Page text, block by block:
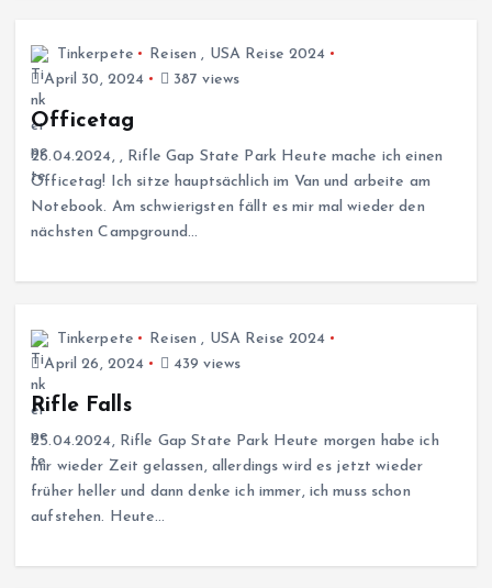
Tinkerpete Reisen , USA Reise 2024
April 30, 2024
387 views
Officetag
26.04.2024, , Rifle Gap State Park Heute mache ich einen
Officetag! Ich sitze hauptsächlich im Van und arbeite am
Notebook. Am schwierigsten fällt es mir mal wieder den
nächsten Campground…
Tinkerpete Reisen , USA Reise 2024
April 26, 2024
439 views
Rifle Falls
25.04.2024, Rifle Gap State Park Heute morgen habe ich
mir wieder Zeit gelassen, allerdings wird es jetzt wieder
früher heller und dann denke ich immer, ich muss schon
aufstehen. Heute…